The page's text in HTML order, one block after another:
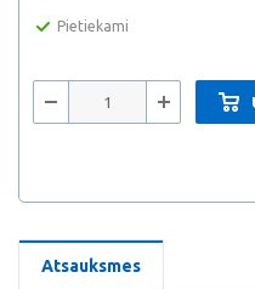
Pietiekami
Atsauksmes